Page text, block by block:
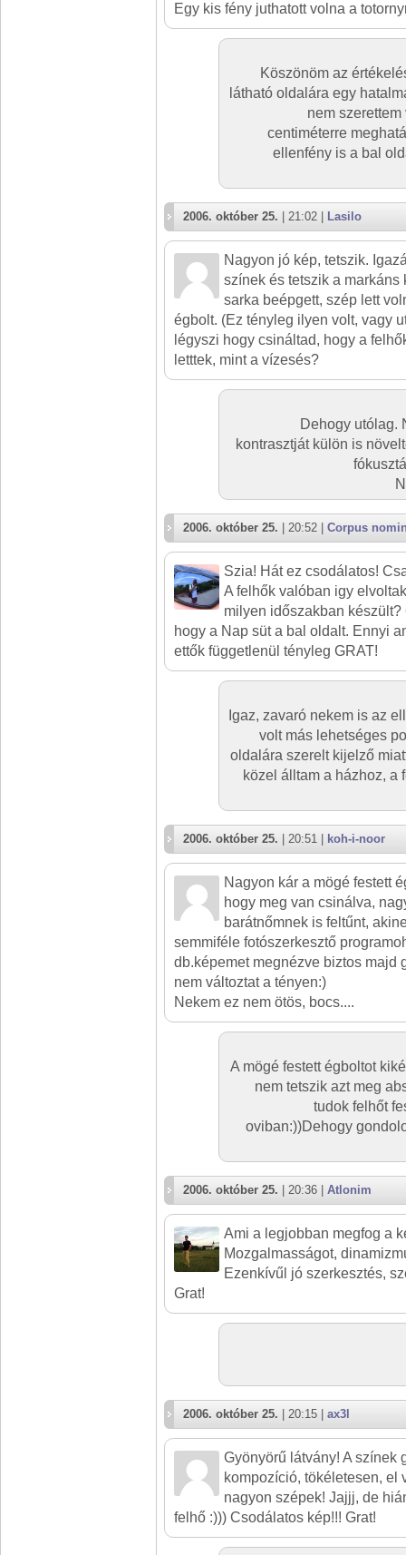
Egy kis fény juthatott volna a
Köszönöm az
látható oldalára egy
nem
centiméterre
ellenfény is a bal
2006. október 25. | 21:02 | Lasilo
Nagyon jó kép, tetszik.
színek és tetszik a markáns
sarka beépgett, szép lett
égbolt. (Ez tényleg ilyen volt, vagy
légyszi hogy csináltad, hogy a
letttek, mint a vízesés?
Dehogy utólag.
kontrasztját külön is
2006. október 25. | 20:52 | Corpus
Szia! Hát ez csodálatos!
A felhők valóban igy
milyen időszakban
hogy a Nap süt a bal oldalt. Ennyi
ettők függetlenül tényleg GRAT!
Igaz, zavaró nekem is az
volt más lehetséges
oldalára szerelt kijelző
közel álltam a házhoz, a
2006. október 25. | 20:51 | koh-i-noor
Nagyon kár a mögé festett
hogy meg van csinálva,
barátnőmnek is feltűnt,
semmiféle fotószerkesztő
db.képemet megnézve biztos majd
nem változtat a tényen:)
Nekem ez nem ötös, bocs....
A mögé festett égboltot
nem tetszik azt meg
tudok felhőt
oviban:))Dehogy
2006. október 25. | 20:36 | Atlonim
Ami a legjobban megfog a
Mozgalmasságot,
Ezenkívűl jó szerkesztés,
Grat!
2006. október 25. | 20:15 | ax3l
Gyönyörű látvány! A színek
kompozíció, tökéletesen, el
nagyon szépek! Jajjj, de
felhő :))) Csodálatos kép!!! Grat!